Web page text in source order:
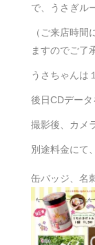
で、うさぎル
（ご来店時
ますのでご了
うさちゃんは
後日CDデータ
撮影後、カメ
別途料金にて
缶バッジ、名